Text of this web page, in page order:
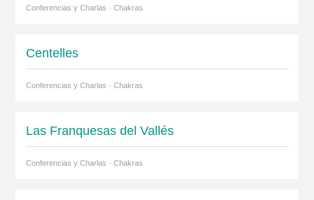
Conferencias y Charlas · Chakras
Centelles
Conferencias y Charlas · Chakras
Las Franquesas del Vallés
Conferencias y Charlas · Chakras